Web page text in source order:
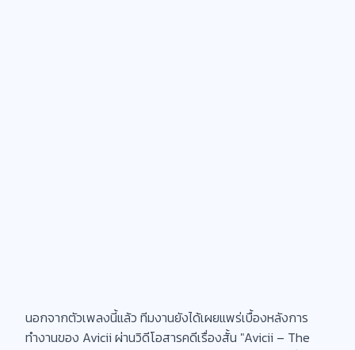
นอกจากตัวเพลงนี้แล้ว ทีมงานยังได้เผยแพร่เบื้องหลังการ
ทำงานของ Avicii ผ่านวิดีโอสารคดีเรื่องสั้น "Avicii – The